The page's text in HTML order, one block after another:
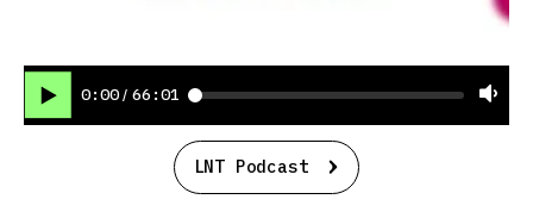
0:00 / 66:01
LNT Podcast